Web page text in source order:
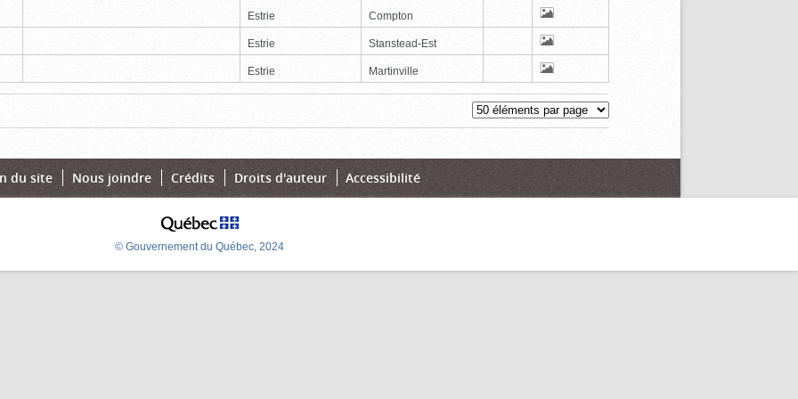
Estrie Compton
Estrie Stanstead-Est
Estrie Martinville
du site Nous joindre Crédits Droits d'auteur Accessibilité
© Gouvernement du Québec, 2024